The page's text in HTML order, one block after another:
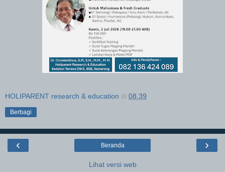
HOLIPARENT research & education di 08.39
Berbagi
‹ ›
Beranda
Lihat versi web